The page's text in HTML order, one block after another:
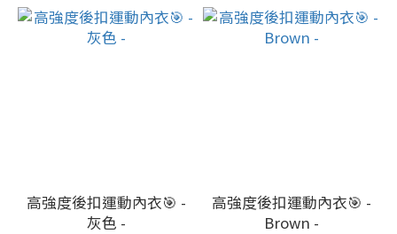
高強度後扣運動內衣🎯 -
灰色 -
高強度後扣運動內衣🎯 -
Brown -